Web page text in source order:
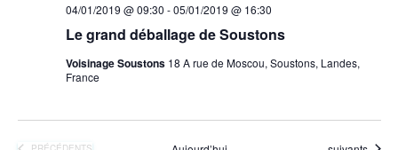
Le grand déballage de Soustons
04/01/2019 @ 09:30 -05/01/2019 @ 16:30
Voisinage Soustons 18 A rue de Moscou, Soustons, Landes,
France